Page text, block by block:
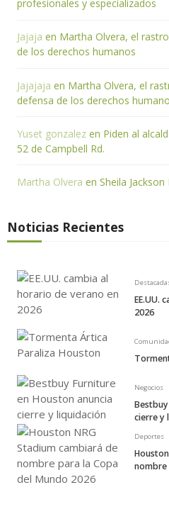
profesionales y especializados
Jajaja en Martha Olvera, el
de los derechos humanos
Jajajaja en Martha Olvera, el
defensa de los derechos
Yuset gonzalez en Piden al
52 de Campbell Rd.
Martha Olvera en Sheila
Noticias Recientes
EE.UU.
2026
Negocios
cierre y
Deportes
nombre